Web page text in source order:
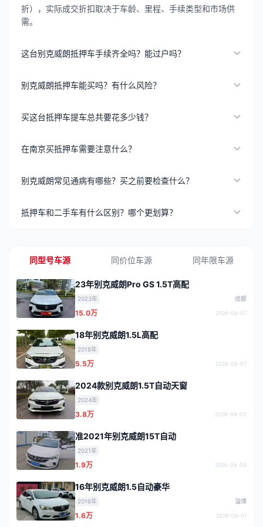
折），实际成交折扣取决于车龄、里程、手续类型和市场供
需。
这台别克威朗抵押车手续齐全吗？能过户吗？
别克威朗抵押车能买吗？有什么风险？
买这台抵押车提车总共要花多少钱？
在南京买抵押车需要注意什么？
别克威朗常见通病有哪些？买之前要检查什么？
抵押车和二手车有什么区别？哪个更划算？
同型号车源 同价位车源 同年限车源
23年别克威朗Pro GS 1.5T高配
2023年 成都
15.0万 2026-08-07
18年别克威朗1.5L高配
2018年
5.5万 2026-08-07
2024款别克威朗1.5T自动天窗
2024年
3.8万 2026-08-03
准2021年别克威朗15T自动
2021年
1.9万 2026-08-03
16年别克威朗1.5自动豪华
2016年 淄博
1.6万 2026-08-01